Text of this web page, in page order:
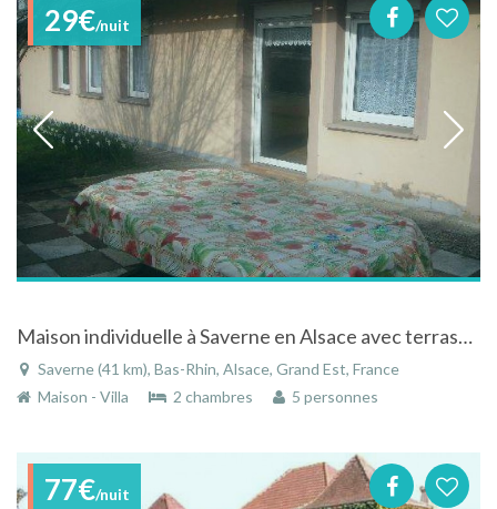
29€/nuit
Maison individuelle à Saverne en Alsace avec terrasse aménagée de plein pied orientée au sud
Saverne (41 km), Bas-Rhin, Alsace, Grand Est, France
Maison - Villa
2 chambres 5 personnes
77€/nuit